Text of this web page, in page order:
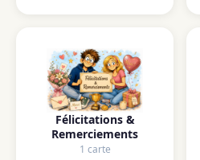
Félicitations &
Remerciements
1 carte